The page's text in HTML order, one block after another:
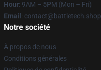
Hour: 9AM – 5PM (Mon – Fri)
Email : contact@battletech.shop
Notre société
À propos de nous
Conditions générales